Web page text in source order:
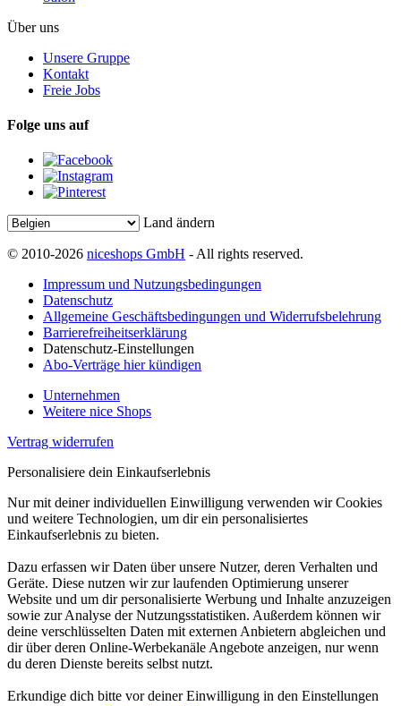
Über uns
Unsere Gruppe
Kontakt
Freie Jobs
Folge uns auf
Land ändern
© 2010-2026 niceshops GmbH - All rights reserved.
Impressum und Nutzungsbedingungen
Datenschutz
Allgemeine Geschäftsbedingungen und Widerrufsbelehrung
Barrierefreiheitserklärung
Datenschutz-Einstellungen
Abo-Verträge hier kündigen
Unternehmen
Weitere nice Shops
Vertrag widerrufen
Personalisiere dein Einkaufserlebnis
Nur mit deiner individuellen Einwilligung verwenden wir Cookies
und weitere Technologien, um dir ein personalisiertes
Einkaufserlebnis zu bieten.
Dazu erfassen wir Daten über unsere Nutzer, deren Verhalten und
Geräte. Diese nutzen wir zur laufenden Optimierung unserer
Website und um dir personalisierte Werbung und Inhalte anzuzeigen
sowie zur Analyse der Nutzungsstatistiken. Außerdem können wir
deine verschlüsselten Daten mit externen Anbietern abgleichen und
dir über deren Online-Werbekanäle Angebote anzeigen, nur wenn
du deren Dienste bereits selbst nutzt.
Erkundige dich bitte vor deiner Einwilligung in den Einstellungen